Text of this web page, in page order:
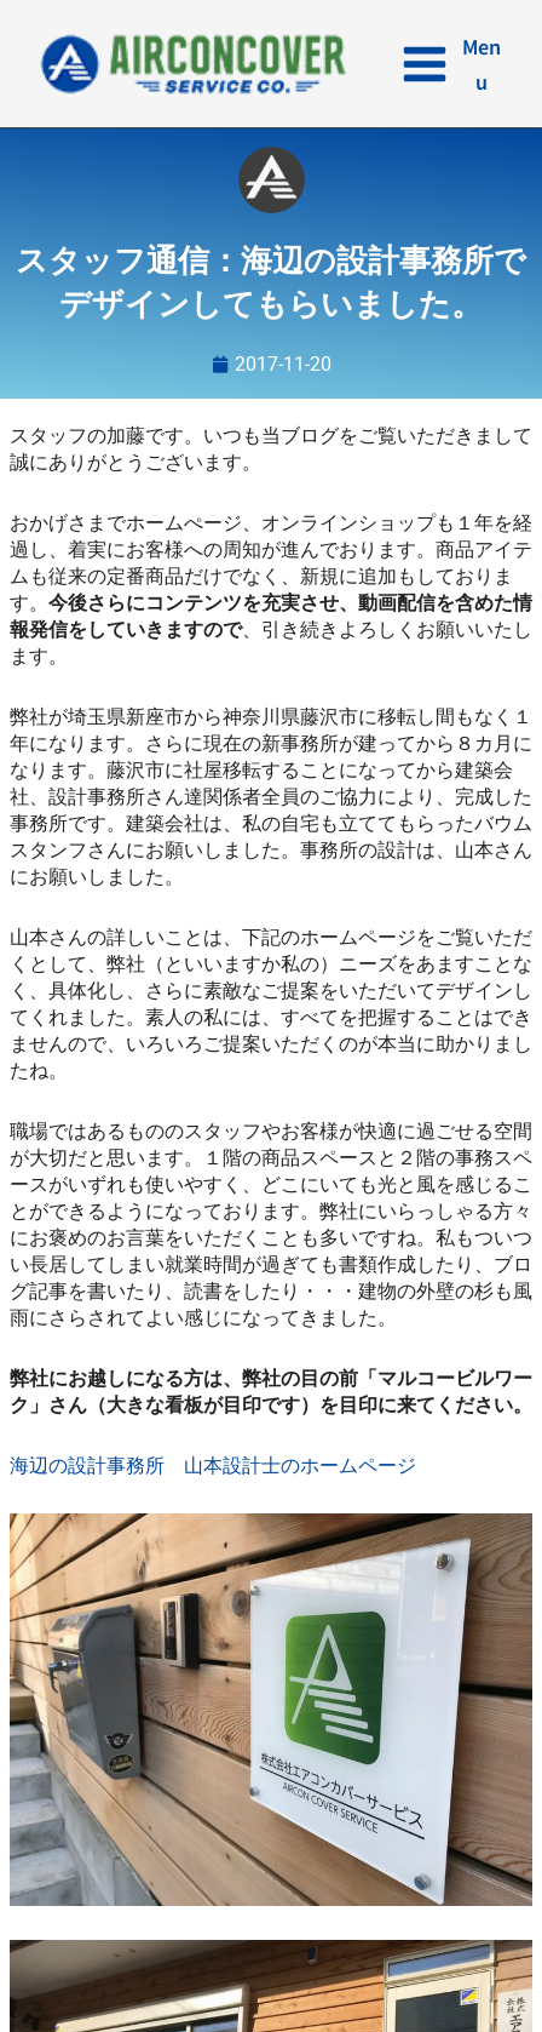
キ
Men
u
スタッフ通信：海辺の設計事務所で
デザインしてもらいました。
2017-11-20
スタッフの加藤です。いつも当ブログをご覧いただきまして
誠にありがとうございます。
おかげさまでホームぺージ、オンラインショップも１年を経
過し、着実にお客様への周知が進んでおります。商品アイテ
ムも従来の定番商品だけでなく、新規に追加もしておりま
す。 今後さらにコンテンツを充実させ、動画配信を含めた情
報発信をしていきますので、引き続きよろしくお願いいたし
ます。
弊社が埼玉県新座市から神奈川県藤沢市に移転し間もなく１
年になります。さらに現在の新事務所が建ってから８カ月に
なります。藤沢市に社屋移転することになってから建築会
社、設計事務所さん達関係者全員のご協力により、完成した
事務所です。建築会社は、私の自宅も立ててもらったバウム
スタンフさんにお願いしました。事務所の設計は、山本さん
にお願いしました。
山本さんの詳しいことは、下記のホームページをご覧いただ
くとして、弊社（といいますか私の）ニーズをあますことな
く、具体化し、さらに素敵なご提案をいただいてデザインし
てくれました。素人の私には、すべてを把握することはでき
ませんので、いろいろご提案いただくのが本当に助かりまし
たね。
職場ではあるもののスタッフやお客様が快適に過ごせる空間
が大切だと思います。１階の商品スペースと２階の事務スペ
ースがいずれも使いやすく、どこにいても光と風を感じるこ
とができるようになっております。弊社にいらっしゃる方々
にお褒めのお言葉をいただくことも多いですね。私もついつ
い長居してしまい就業時間が過ぎても書類作成したり、ブロ
グ記事を書いたり、読書をしたり・・・建物の外壁の杉も風
雨にさらされてよい感じになってきました。
弊社にお越しになる方は、弊社の目の前「マルコービルワー
ク」さん（大きな看板が目印です）を目印に来てください。
海辺の設計事務所 山本設計士のホームページ